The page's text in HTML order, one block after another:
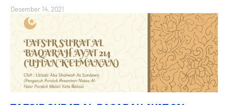
Desember 14, 2021